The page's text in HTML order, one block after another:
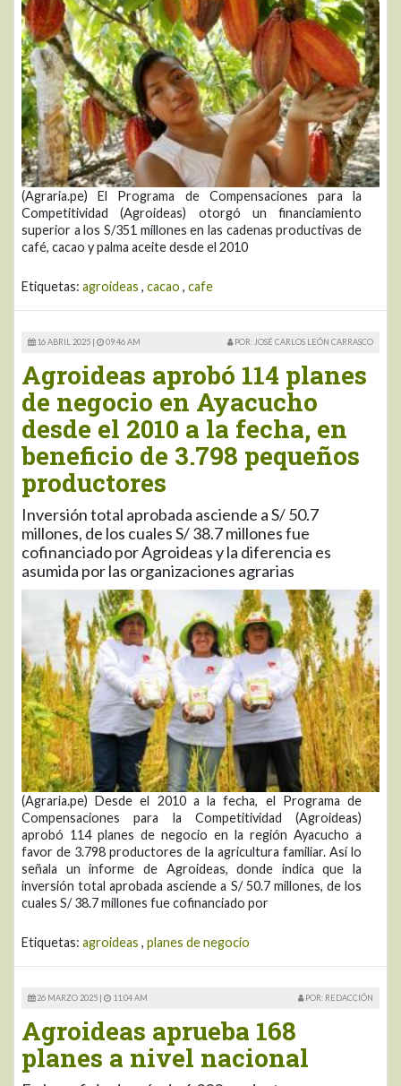
(Agraria.pe) El Programa de Compensaciones para la
Competitividad (Agroideas) otorgó un financiamiento
superior a los S/351 millones en las cadenas productivas de
café, cacao y palma aceite desde el 2010
Etiquetas: agroideas , cacao , cafe
16 ABRIL 2025 | 09:46 AM POR: JOSÉ CARLOS LEÓN CARRASCO
Agroideas aprobó 114 planes
de negocio en Ayacucho
desde el 2010 a la fecha, en
beneficio de 3.798 pequeños
productores
Inversión total aprobada asciende a S/ 50.7
millones, de los cuales S/ 38.7 millones fue
cofinanciado por Agroideas y la diferencia es
asumida por las organizaciones agrarias
(Agraria.pe) Desde el 2010 a la fecha, el Programa de
Compensaciones para la Competitividad (Agroideas)
aprobó 114 planes de negocio en la región Ayacucho a
favor de 3.798 productores de la agricultura familiar. Así lo
señala un informe de Agroideas, donde indica que la
inversión total aprobada asciende a S/ 50.7 millones, de los
cuales S/ 38.7 millones fue cofinanciado por
Etiquetas: agroideas , planes de negocio
26 MARZO 2025 | 11:04 AM POR: REDACCIÓN
Agroideas aprueba 168
planes a nivel nacional